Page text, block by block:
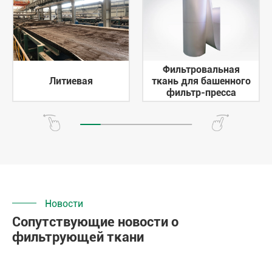
Литиевая
Фильтровальная
ткань для башенного
фильтр-пресса
Новости
Сопутствующие новости о
фильтрующей ткани